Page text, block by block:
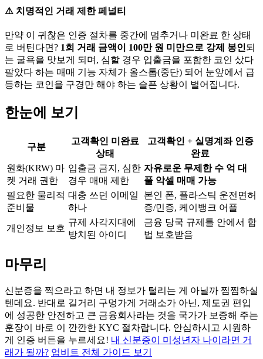
⚠️ 치명적인 거래 제한 페널티
만약 이 귀찮은 인증 절차를 중간에 멈추거나 미완료 한 상태
로 버틴다면? 1회 거래 금액이 100만 원 미만으로 강제 봉인되
는 굴욕을 맛보게 되며, 심할 경우 입출금을 포함한 코인 샀다
팔았다 하는 매매 기능 자체가 올스톱(중단) 되어 눈앞에서 급
등하는 코인을 구경만 해야 하는 슬픈 상황이 벌어집니다.
한눈에 보기
구분
고객확인 미완료
상태
고객확인 + 실명계좌 인증
완료
원화(KRW) 마
켓 거래 권한
입출금 금지, 심한
경우 매매 제한
자유로운 무제한 수 억 대
풀 악셀 매매 가능
필요한 물리적
준비물
대충 쓰던 이메일
하나
본인 폰, 플라스틱 운전면허
증/민증, 케이뱅크 어플
개인정보 보호
규제 사각지대에
방치된 아이디
금융 당국 규제틀 안에서 합
법 보호받음
마무리
신분증을 찍으라고 하면 내 정보가 털리는 게 아닐까 찜찜하실
텐데요. 반대로 길거리 구멍가게 거래소가 아닌, 제도권 편입
에 성공한 안전하고 큰 금융회사라는 것을 국가가 보증해 주는
훈장이 바로 이 깐깐한 KYC 절차랍니다. 안심하시고 시원하
게 인증 버튼을 누르세요! 내 신분증이 미성년자 나이라면 거
래가 될까? 업비트 전체 가이드 보기